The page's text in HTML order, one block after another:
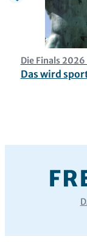
Die Finals
Das wird